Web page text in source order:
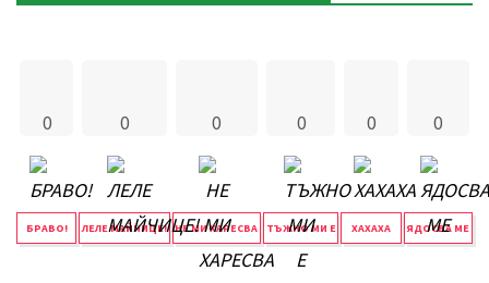
0
БРАВО!
0
ЛЕЛЕ МАЙЧИЦЕ!
0
НЕ МИ ХАРЕСВА
0
ТЪЖНО МИ Е
0
ХАХАХА
0
ЯДОСВА МЕ